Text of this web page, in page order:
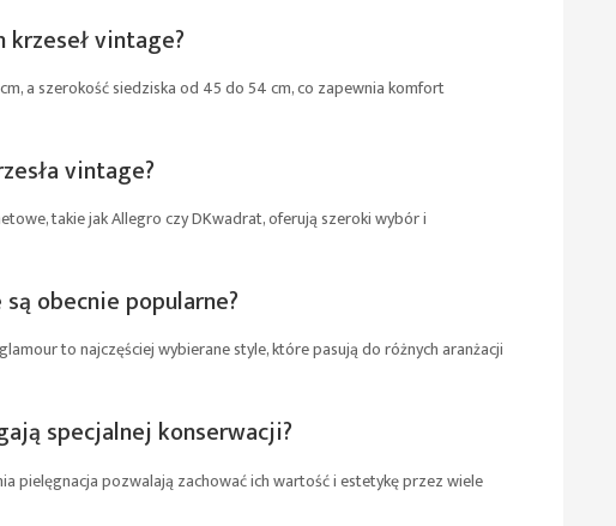
vintage?
a szerokość siedziska od 45 do 54 cm, co zapewnia komfort
vintage?
takie jak Allegro czy DKwadrat, oferują szeroki wybór i
obecnie popularne?
to najczęściej wybierane style, które pasują do różnych aranżacji
specjalnej konserwacji?
pielęgnacja pozwalają zachować ich wartość i estetykę przez wiele